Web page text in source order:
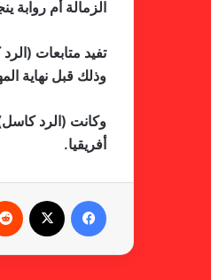
الزمالة أم روابة
تفيد متابعات
وذلك قبل نهاية
وكانت (الرد
أفريقيا.